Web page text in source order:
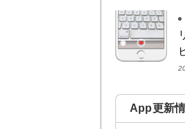
App更新